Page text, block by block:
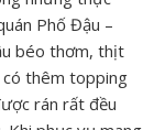
Phố Đậu –
béo thơm, thịt
có thêm topping
rán rất đều